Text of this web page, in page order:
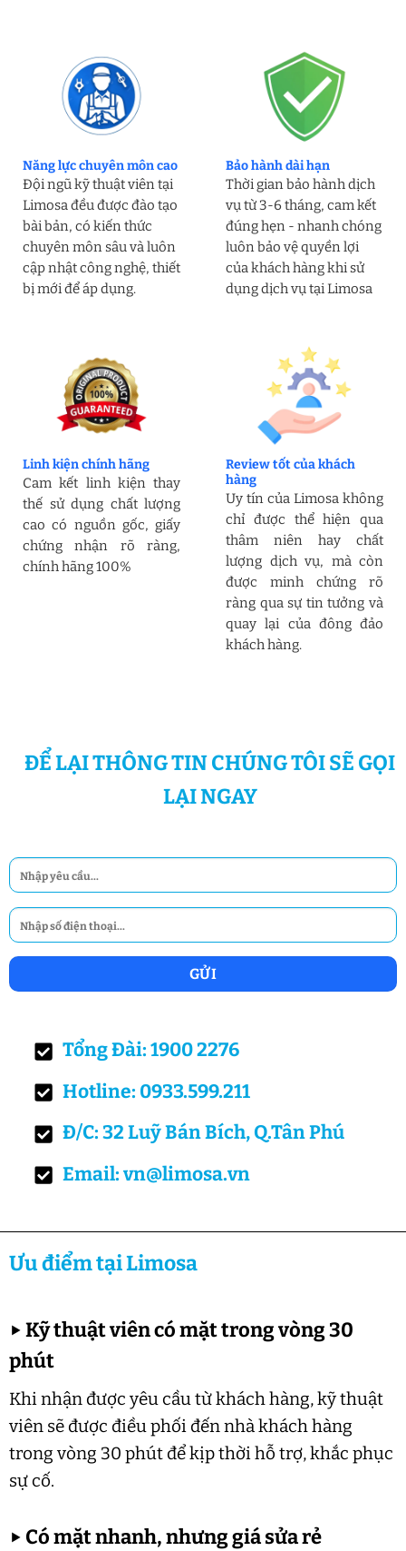
Năng lực chuyên môn cao
Đội ngũ kỹ thuật viên tại
Limosa đều được đào tạo
bài bản, có kiến thức
chuyên môn sâu và luôn
cập nhật công nghệ, thiết
bị mới để áp dụng.
Bảo hành dài hạn
Thời gian bảo hành dịch
vụ từ 3-6 tháng, cam kết
đúng hẹn - nhanh chóng
luôn bảo vệ quyền lợi
của khách hàng khi sử
dụng dịch vụ tại Limosa
Linh kiện chính hãng
Cam kết linh kiện thay
thế sử dụng chất lượng
cao có nguồn gốc, giấy
chứng nhận rõ ràng,
chính hãng 100%
Review tốt của khách
hàng
Uy tín của Limosa không
chỉ được thể hiện qua
thâm niên hay chất
lượng dịch vụ, mà còn
được minh chứng rõ
ràng qua sự tin tưởng và
quay lại của đông đảo
khách hàng.
ĐỂ LẠI THÔNG TIN CHÚNG TÔI SẼ GỌI
LẠI NGAY
Tổng Đài: 1900 2276
Hotline: 0933.599.211
Đ/C: 32 Luỹ Bán Bích, Q.Tân Phú
Email: vn@limosa.vn
Ưu điểm tại Limosa
▶Kỹ thuật viên có mặt trong vòng 30
phút
Khi nhận được yêu cầu từ khách hàng, kỹ thuật
viên sẽ được điều phối đến nhà khách hàng
trong vòng 30 phút để kịp thời hỗ trợ, khắc phục
sự cố.
▶ Có mặt nhanh, nhưng giá sửa rẻ